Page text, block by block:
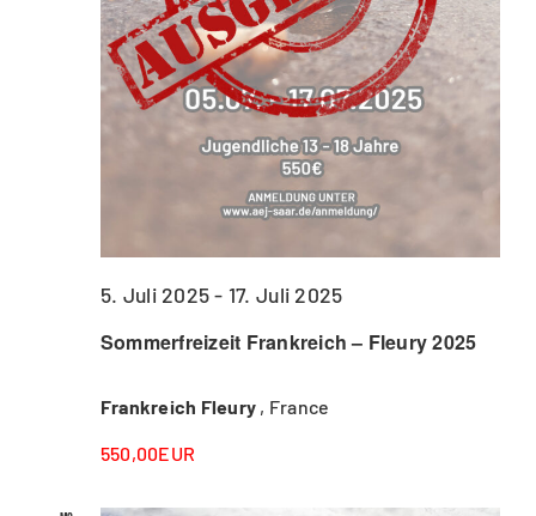
Sommerfreizeit Frankreich – Fleury 2025
5. Juli 2025- 17. Juli 2025
Frankreich Fleury , France
550,00EUR